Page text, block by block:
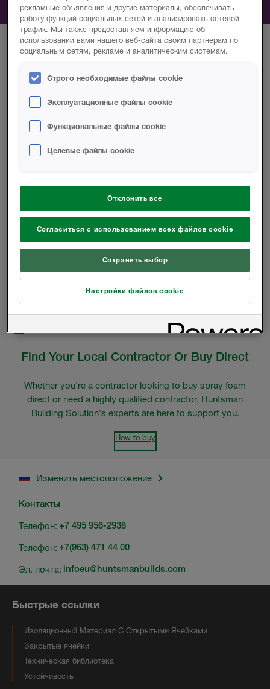
Coatlok (Polyurea)
быстросохнущие продукты, которые можно
создания монолитного защитного барьера. Они
Прочность и гибкость
Идеально подходит для гидроизоляции
бассейнов и стен фундамента
Может применяться при высоких и низких
информация о продукте
Find Your Local Contractor Or Buy Direct
Whether you're a contractor looking to buy spray foam
direct or need a highly qualified contractor, Huntsman
Building Solution's experts are here to support you.
How to buy
Изменить местоположение
Контакты
Телефон: +7 495 956-2938
Телефон: +7(963) 471 44 00
Эл. почта: infoeu@huntsmanbuilds.com
Быстрые ссылки
Изоляционный Материал С Открытыми Ячейками
Закрытые ячейки
Техническая библиотека
Устойчивость
рекламные объявления и другие материалы, обеспечивать
работу функций социальных сетей и анализировать сетевой
трафик. Мы также предоставляем информацию об
использовании вами нашего веб-сайта своим партнерам по
социальным сетям, рекламе и аналитическим системам.
Строго необходимые файлы cookie
Эксплуатационные файлы cookie
Функциональные файлы cookie
Целевые файлы cookie
Отклонить все
Согласиться с использованием всех файлов cookie
Сохранить выбор
Настройки файлов cookie